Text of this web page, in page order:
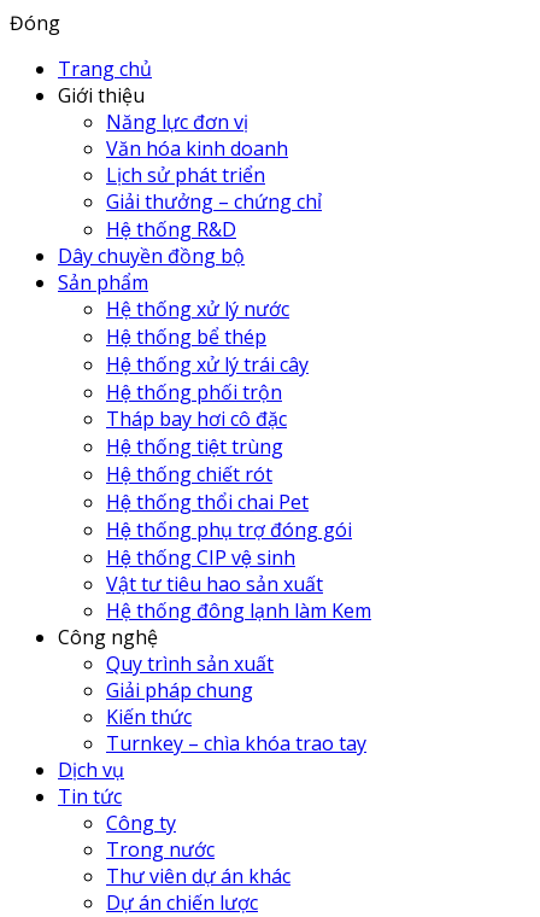
Đóng
Trang chủ
Giới thiệu
Năng lực đơn vị
Văn hóa kinh doanh
Lịch sử phát triển
Giải thưởng – chứng chỉ
Hệ thống R&D
Dây chuyền đồng bộ
Sản phẩm
Hệ thống xử lý nước
Hệ thống bể thép
Hệ thống xử lý trái cây
Hệ thống phối trộn
Tháp bay hơi cô đặc
Hệ thống tiệt trùng
Hệ thống chiết rót
Hệ thống thổi chai Pet
Hệ thống phụ trợ đóng gói
Hệ thống CIP vệ sinh
Vật tư tiêu hao sản xuất
Hệ thống đông lạnh làm Kem
Công nghệ
Quy trình sản xuất
Giải pháp chung
Kiến thức
Turnkey – chìa khóa trao tay
Dịch vụ
Tin tức
Công ty
Trong nước
Thư viên dự án khác
Dự án chiến lược